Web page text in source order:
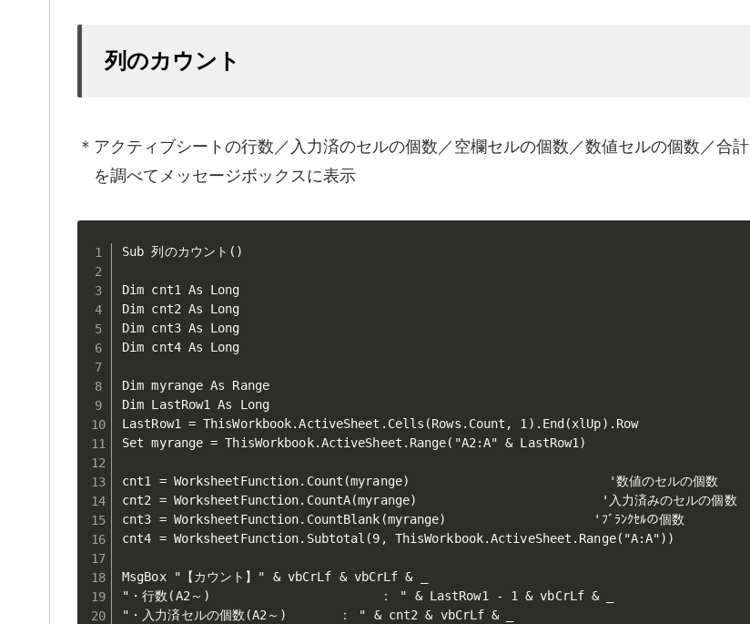
列のカウント
＊アクティブシートの行数／入力済のセルの個数／空欄セルの個数／数値セルの個数／合計
を調べてメッセージボックスに表示
Sub 列のカウント()
Dim cnt1 As Long
Dim cnt2 As Long
Dim cnt3 As Long
Dim cnt4 As Long
Dim myrange As Range
Dim LastRow1 As Long
LastRow1 = ThisWorkbook.ActiveSheet.Cells(Rows.Count, 1).End(xlUp).Row
Set myrange = ThisWorkbook.ActiveSheet.Range("A2:A" & LastRow1)
cnt1 = WorksheetFunction.Count(myrange)                           '数値のセルの個数
cnt2 = WorksheetFunction.CountA(myrange)                         '入力済みのセルの個数
cnt3 = WorksheetFunction.CountBlank(myrange)                    'ﾌﾞﾗﾝｸｾﾙの個数
cnt4 = WorksheetFunction.Subtotal(9, ThisWorkbook.ActiveSheet.Range("A:A"))
MsgBox "【カウント】" & vbCrLf & vbCrLf & _
"・行数(A2～)                       ： " & LastRow1 - 1 & vbCrLf & _
"・入力済セルの個数(A2～)       ： " & cnt2 & vbCrLf & _